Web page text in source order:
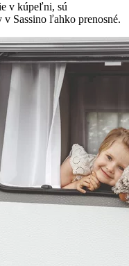
v kúpeľni, sú
Sassino ľahko prenosné.